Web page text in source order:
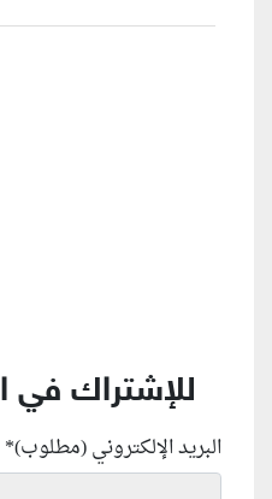
للإشتراك في
البريد الإلكتروني (مطلوب)*